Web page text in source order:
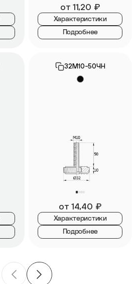
от 11,20 ₽
Характеристики
Подробнее
32М10-50ЧН
от 14,40 ₽
Характеристики
Подробнее